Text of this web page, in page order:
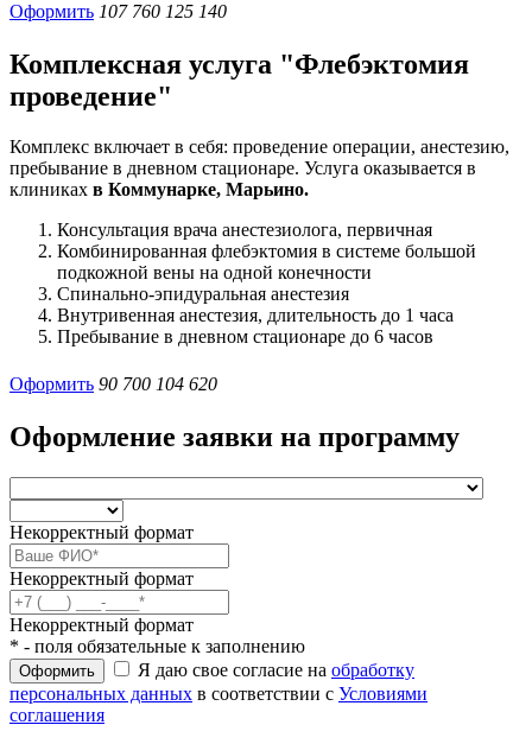
Оформить 107 760 125 140
Комплексная услуга "Флебэктомия
проведение"
Комплекс включает в себя: проведение операции, анестезию,
пребывание в дневном стационаре. Услуга оказывается в
клиниках в Коммунарке, Марьино.
Консультация врача анестезиолога, первичная
Комбинированная флебэктомия в системе большой
подкожной вены на одной конечности
Спинально-эпидуральная анестезия
Внутривенная анестезия, длительность до 1 часа
Пребывание в дневном стационаре до 6 часов
Оформить 90 700 104 620
Оформление заявки на программу
Некорректный формат
Некорректный формат
Некорректный формат
* - поля обязательные к заполнению
Оформить Я даю свое согласие на обработку
персональных данных в соответствии с Условиями
соглашения